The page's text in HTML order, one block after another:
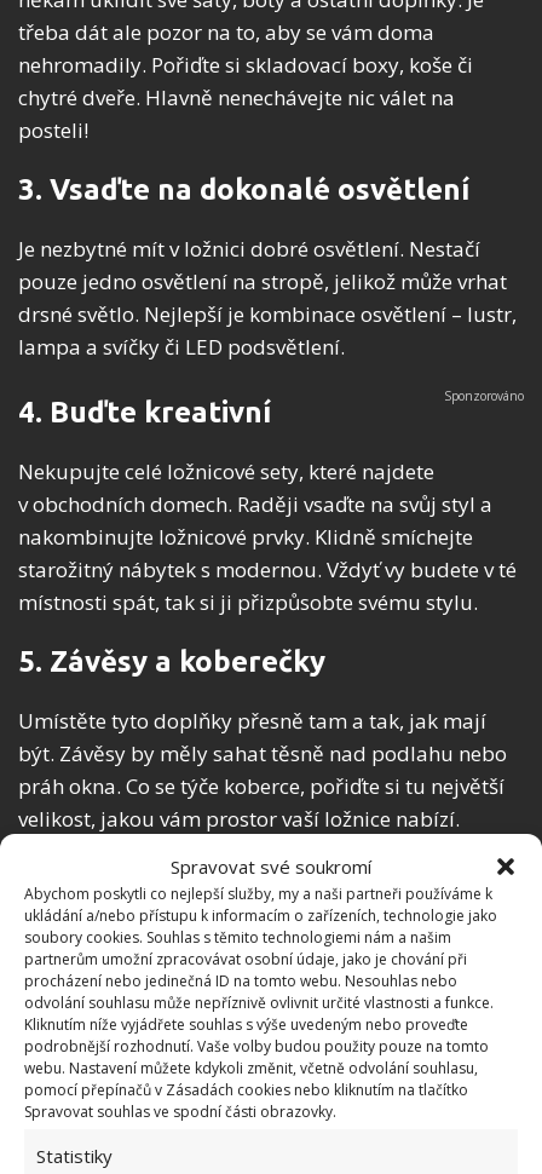
Spravovat své soukromí
Abychom poskytli co nejlepší služby, my a naši partneři používáme k
ukládání a/nebo přístupu k informacím o zařízeních, technologie jako
soubory cookies. Souhlas s těmito technologiemi nám a našim
partnerům umožní zpracovávat osobní údaje, jako je chování při
procházení nebo jedinečná ID na tomto webu. Nesouhlas nebo
odvolání souhlasu může nepříznivě ovlivnit určité vlastnosti a funkce.
Kliknutím níže vyjádřete souhlas s výše uvedeným nebo proveďte
podrobnější rozhodnutí. Vaše volby budou použity pouze na tomto
webu. Nastavení můžete kdykoli změnit, včetně odvolání souhlasu,
pomocí přepínačů v Zásadách cookies nebo kliknutím na tlačítko
Spravovat souhlas ve spodní části obrazovky.
Statistiky
třeba dát ale pozor na to, aby se vám doma
nehromadily. Pořiďte si skladovací boxy, koše či
chytré dveře. Hlavně nenechávejte nic válet na
posteli!
3. Vsaďte na dokonalé osvětlení
Je nezbytné mít v ložnici dobré osvětlení. Nestačí
pouze jedno osvětlení na stropě, jelikož může vrhat
drsné světlo. Nejlepší je kombinace osvětlení – lustr,
lampa a svíčky či LED podsvětlení.
4. Buďte kreativní
Nekupujte celé ložnicové sety, které najdete
v obchodních domech. Raději vsaďte na svůj styl a
nakombinujte ložnicové prvky. Klidně smíchejte
starožitný nábytek s modernou. Vždyť vy budete v té
místnosti spát, tak si ji přizpůsobte svému stylu.
5. Závěsy a koberečky
Umístěte tyto doplňky přesně tam a tak, jak mají
být. Závěsy by měly sahat těsně nad podlahu nebo
práh okna. Co se týče koberce, pořiďte si tu největší
velikost, jakou vám prostor vaší ložnice nabízí.
6. A co polštářky?
Samozřejmě, postel pokrytá polštářky vypadá
skvěle. Ale nesmíte překročit hranici nevkusu.
Myslete na to, že je budete muset někam uskladnit
na noc! V tomto případě platí, že méně je někdy více.
Optimální počet jsou dva velké polštáře a tři malé
polštářky.
7. Nechte prostor dýchat